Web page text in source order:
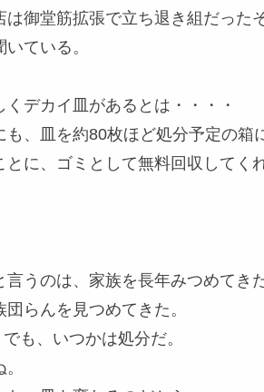
は御堂筋拡張で立ち退き組だった
ている。
くデカイ皿があるとは・・・・
、皿を約80枚ほど処分予定の箱
とに、ゴミとして無料回収してく
言うのは、家族を長年みつめてき
らんを見つめてきた。
も、いつかは処分だ。